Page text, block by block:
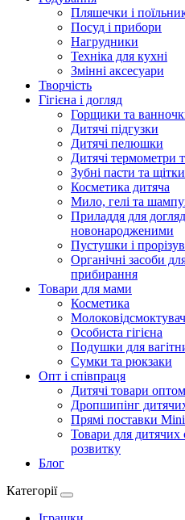
Пляшечки і
Посуд і прибори
Нагрудники
Техніка для кухні
Змінні аксесуари
Творчість
Гігієна і догляд
Горщики та
Дитячі підгузки
Дитячі пелюшки
Дитячі термометри
Зубні пасти та щітки
Косметика дитяча
Мило, гелі та
Приладдя для
новонародженими
Пустушки і
Органічні засоби
прибирання
Товари для мами
Косметика
Особиста гігієна
Подушки для
Сумки та рюкзаки
Опт і співпраця
Дитячі товари оптом
Дропшипінг
Прямі поставки
Товари для дитячих
розвитку
Блог
Категорії